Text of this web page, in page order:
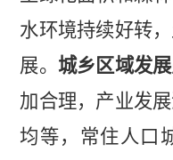
水环境持续好转
展。 城乡区域发展
加合理，产业发
均等，常住人口